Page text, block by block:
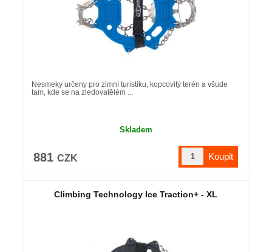
Nesmeky určeny pro zimní turistiku, kopcovitý terén a všude
tam, kde se na zledovatělém ...
Skladem
881 CZK
Climbing Technology Ice Traction+ - XL